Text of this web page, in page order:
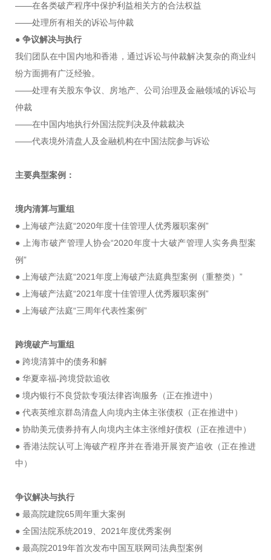
——在各类破产程序中保护利益相关方的合法权益
——处理所有相关的诉讼与仲裁
● 争议解决与执行
我们团队在中国内地和香港，通过诉讼与仲裁解决复杂的商业纠
纷方面拥有广泛经验。
——处理有关股东争议、房地产、公司治理及金融领域的诉讼与
仲裁
——在中国内地执行外国法院判决及仲裁裁决
——代表境外清盘人及金融机构在中国法院参与诉讼
主要典型案例：
境内清算与重组
● 上海破产法庭“2020年度十佳管理人优秀履职案例”
● 上海市破产管理人协会“2020年度十大破产管理人实务典型案
例”
● 上海破产法庭“2021年度上海破产法庭典型案例（重整类）”
● 上海破产法庭“2021年度十佳管理人优秀履职案例”
● 上海破产法庭“三周年代表性案例”
跨境破产与重组
● 跨境清算中的债务和解
● 华夏幸福-跨境贷款追收
● 境内银行不良贷款专项法律咨询服务（正在推进中）
● 代表英维京群岛清盘人向境内主体主张债权（正在推进中）
● 协助美元债券持有人向境内主体主张维好债权（正在推进中）
● 香港法院认可上海破产程序并在香港开展资产追收（正在推进
中）
争议解决与执行
● 最高院建院65周年重大案例
● 全国法院系统2019、2021年度优秀案例
● 最高院2019年首次发布中国互联网司法典型案例